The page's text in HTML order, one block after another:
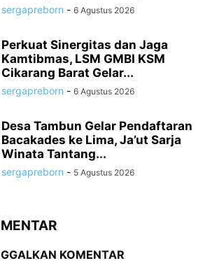
sergapreborn - 6 Agustus 2026
Perkuat Sinergitas dan Jaga
Kamtibmas, LSM GMBI KSM
Cikarang Barat Gelar...
sergapreborn - 6 Agustus 2026
Desa Tambun Gelar Pendaftaran
Bacakades ke Lima, Ja’ut Sarja
Winata Tantang...
sergapreborn - 5 Agustus 2026
KOMENTAR